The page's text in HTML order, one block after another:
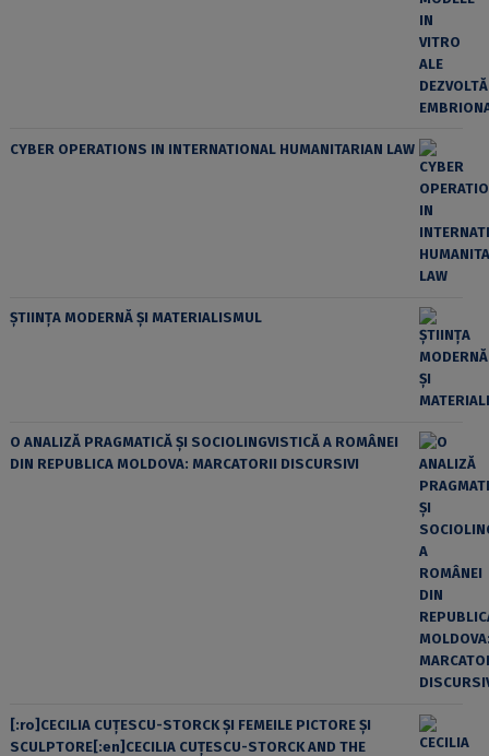
CYBER OPERATIONS IN INTERNATIONAL HUMANITARIAN LAW
ȘTIINȚA MODERNĂ ȘI MATERIALISMUL
O ANALIZĂ PRAGMATICĂ ȘI SOCIOLINGVISTICĂ A ROMÂNEI
DIN REPUBLICA MOLDOVA: MARCATORII DISCURSIVI
[:ro]CECILIA CUŢESCU-STORCK ŞI FEMEILE PICTORE ŞI
SCULPTORE[:en]CECILIA CUŢESCU-STORCK AND THE